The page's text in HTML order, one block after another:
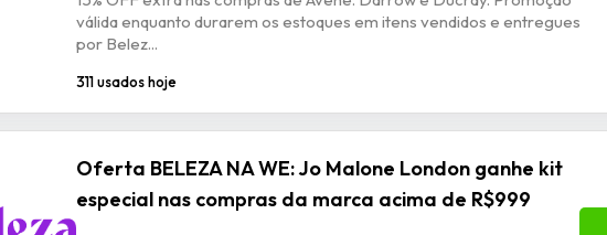
válida enquanto durarem os estoques em itens vendidos e entregues
por Belez...
311 usados hoje
Oferta BELEZA NA WE: Jo Malone London ganhe kit
especial nas compras da marca acima de R$999